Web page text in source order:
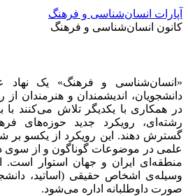
آپارات انسان‌شناسی و فرهنگ
کانون انسان‌شناسی و فرهنگ
«انسان‌شناسی و فرهنگ» یک نهاد
دانشجویان، اندیشمندان و هنرمندان
در همکاری با یکدیگر تلاش می‌کنند با
رشته‌ای، رویکرد جدید حوزه‌های
گسترش دهند. این رویکرد از یکسو بر
علمی در موضوعات گوناگون و از سوی
منطقه‌ای ایران و جهان استوار
وسیله‌ی اشخاص حقیقی (اساتید،
صورت داوطلبانه اداره می‌شود.